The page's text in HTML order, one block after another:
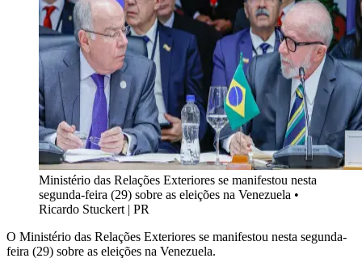
Ministério das Relações Exteriores se manifestou nesta
segunda-feira (29) sobre as eleições na Venezuela •
Ricardo Stuckert | PR
O Ministério das Relações Exteriores se manifestou nesta segunda-
feira (29) sobre as eleições na Venezuela.